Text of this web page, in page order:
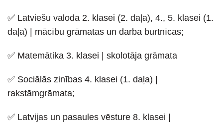
✅ Latviešu valoda 2. klasei (2. daļa), 4., 5. klasei (1.
daļa) | mācību grāmatas un darba burtnīcas;
✅ Matemātika 3. klasei | skolotāja grāmata
✅ Sociālās zinības 4. klasei (1. daļa) |
rakstāmgrāmata;
✅ Latvijas un pasaules vēsture 8. klasei |